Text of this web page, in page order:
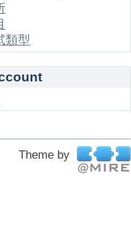
類型
Theme by